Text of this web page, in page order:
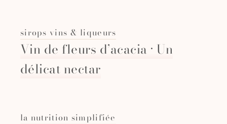
sirops vins & liqueurs
Vin de fleurs d’acacia · Un
délicat nectar
la nutrition simplifiée